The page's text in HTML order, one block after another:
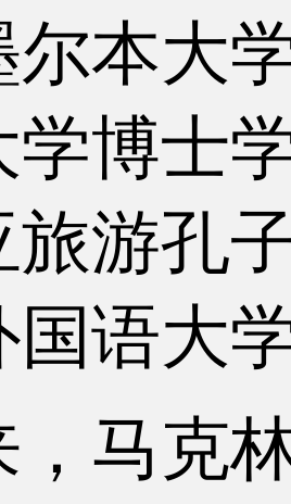
尔本大
学博士
旅游孔
国语大
，马克